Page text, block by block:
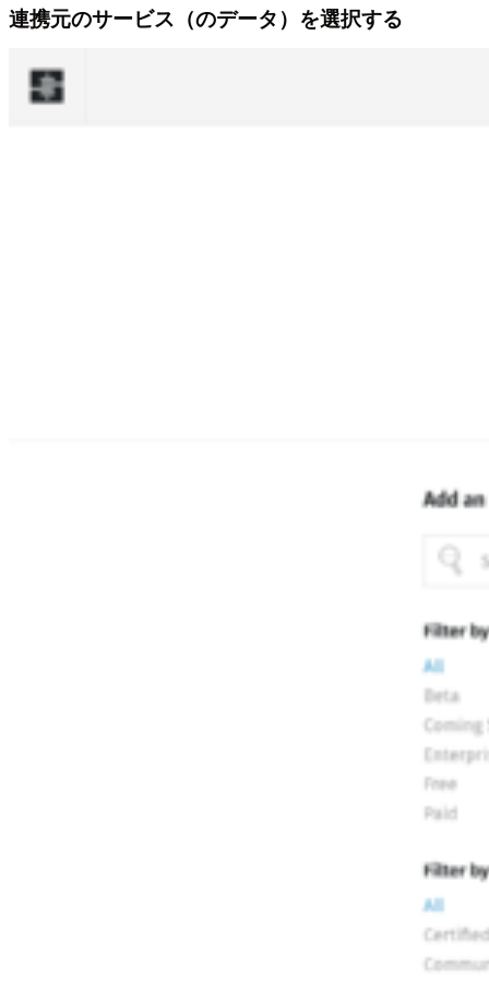
連携元のサービス（のデータ）を選択する